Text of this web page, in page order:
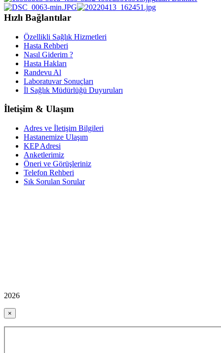
Hızlı Bağlantılar
Özellikli Sağlık Hizmetleri
Hasta Rehberi
Nasıl Giderim ?
Hasta Hakları
Randevu Al
Laboratuvar Sonuçları
İl Sağlık Müdürlüğü Duyuruları
İletişim & Ulaşım
Adres ve İletişim Bilgileri
Hastanemize Ulaşım
KEP Adresi
Anketlerimiz
Öneri ve Görüşleriniz
Telefon Rehberi
Sık Sorulan Sorular
2026
×